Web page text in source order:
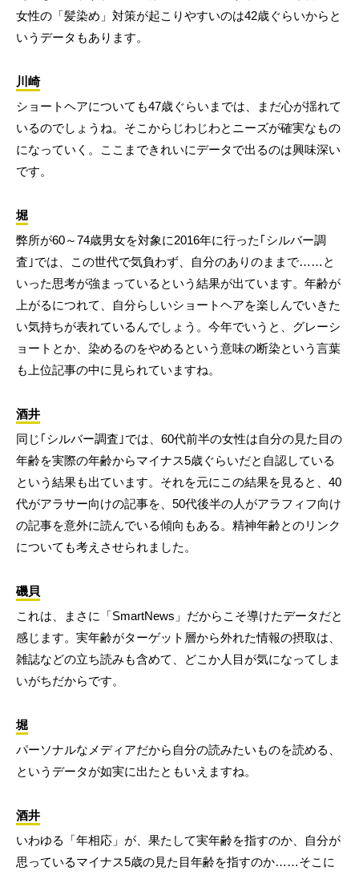
女性の「髪染め」対策が起こりやすいのは42歳ぐらいからと
いうデータもあります。
川崎
ショートヘアについても47歳ぐらいまでは、まだ心が揺れて
いるのでしょうね。そこからじわじわとニーズが確実なもの
になっていく。ここまできれいにデータで出るのは興味深い
です。
堀
弊所が60～74歳男女を対象に2016年に行った｢シルバー調
査｣では、この世代で気負わず、自分のありのままで……と
いった思考が強まっているという結果が出ています。年齢が
上がるにつれて、自分らしいショートヘアを楽しんでいきた
い気持ちが表れているんでしょう。今年でいうと、グレーシ
ョートとか、染めるのをやめるという意味の断染という言葉
も上位記事の中に見られていますね。
酒井
同じ｢シルバー調査｣では、60代前半の女性は自分の見た目の
年齢を実際の年齢からマイナス5歳ぐらいだと自認している
という結果も出ています。それを元にこの結果を見ると、40
代がアラサー向けの記事を、50代後半の人がアラフィフ向け
の記事を意外に読んでいる傾向もある。精神年齢とのリンク
についても考えさせられました。
磯貝
これは、まさに「SmartNews」だからこそ導けたデータだと
感じます。実年齢がターゲット層から外れた情報の摂取は、
雑誌などの立ち読みも含めて、どこか人目が気になってしま
いがちだからです。
堀
パーソナルなメディアだから自分の読みたいものを読める、
というデータが如実に出たともいえますね。
酒井
いわゆる「年相応」が、果たして実年齢を指すのか、自分が
思っているマイナス5歳の見た目年齢を指すのか……そこに